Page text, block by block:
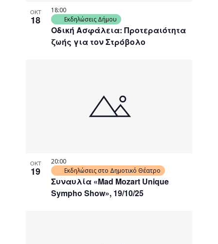
ΟΚΤ
18
Οδική Ασφάλεια: Προτεραιότητα
ζωής για τον Στρόβολο
18:00
Εκδηλώσεις Δήμου
ΟΚΤ
19
Συναυλία «Mad Mozart Unique
Sympho Show», 19/10/25
20:00
Εκδηλώσεις στο Δημοτικό Θέατρο